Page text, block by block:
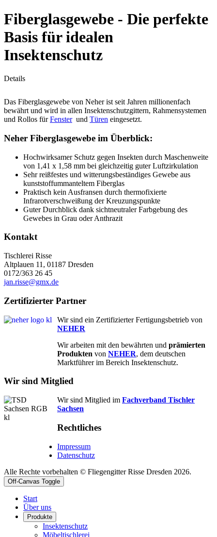
Fiberglasgewebe - Die perfekte
Basis für idealen
Insektenschutz
Details
Das Fiberglasgewebe von Neher ist seit Jahren millionenfach
bewährt und wird in allen Insektenschutzgittern, Rahmensystemen
und Rollos fürFensterund Türen eingesetzt.
Neher Fiberglasgewebe im Überblick:
Hochwirksamer Schutz gegen Insekten durch Maschenweite
von 1,41 x 1,58 mm bei gleichzeitig guter Luftzirkulation
Sehr reißfestes und witterungsbeständiges Gewebe aus
kunststoffummanteltem Fiberglas
Praktisch kein Ausfransen durch thermofixierte
Infrarotverschweißung der Kreuzungspunkte
Guter Durchblick dank sichtneutraler Farbgebung des
Gewebes in Grau oder Anthrazit
Kontakt
Tischlerei Risse
Altplauen 11, 01187 Dresden
0172/363 26 45
jan.risse@gmx.de
Zertifizierter Partner
Wir sind ein Zertifizierter Fertigungsbetrieb von
NEHER
Wir arbeiten mit den bewährten und prämierten
Produkten von NEHER, dem deutschen
Marktführer im Bereich Insektenschutz.
Wir sind Mitglied
Wir sind Mitglied im Fachverband Tischler
Sachsen
Rechtliches
Impressum
Datenschutz
Alle Rechte vorbehalten © Fliegengitter Risse Dresden 2026.
Off-Canvas Toggle
Start
Über uns
Produkte
Insektenschutz
Möbeltischlerei